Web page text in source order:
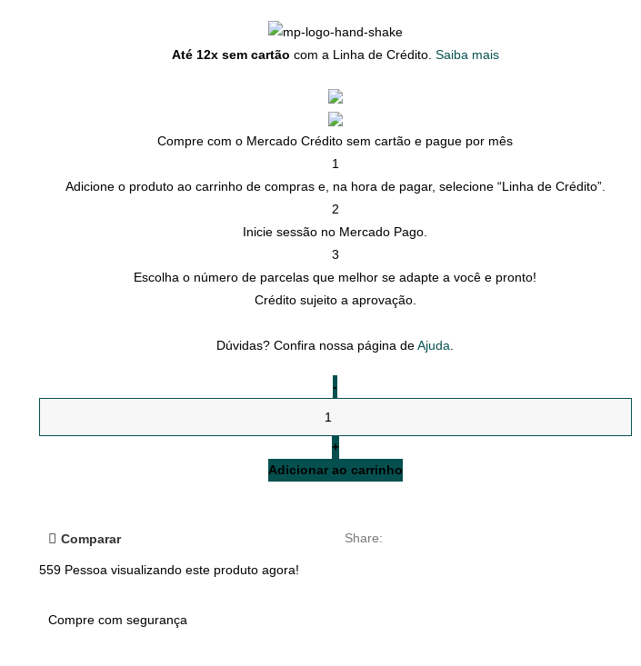
Até 12x sem cartão com a Linha de Crédito. Saiba mais
Compre com o Mercado Crédito sem cartão e pague por mês
1
Adicione o produto ao carrinho de compras e, na hora de pagar, selecione “Linha de Crédito”.
2
Inicie sessão no Mercado Pago.
3
Escolha o número de parcelas que melhor se adapte a você e pronto!
Crédito sujeito a aprovação.
Dúvidas? Confira nossa página deAjuda
Adicionar ao carrinho
Comparar Share:
559 Pessoa visualizando este produto agora!
Compre com segurança